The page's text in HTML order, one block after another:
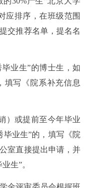
应排序，在班级范围
交推荐名单，提名名
业生”的博士生，如
填写《院系补充信息
）或提前至今年毕业
毕业生”的，填写《院
室直接提出申请，并
生”。